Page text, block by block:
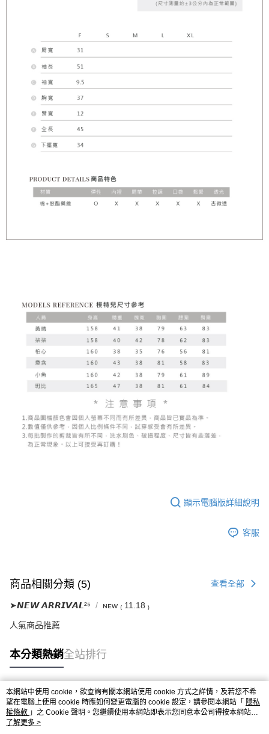
顯示電腦版詳細說明
客服
商品相關分類 (5) 查看全部
➤𝙉𝙀𝙒 𝘼𝙍𝙍𝙄𝙑𝘼𝙇²⁵ ɴᴇᴡ ₍ 11.18 ₎
人氣商品推薦
本分類熱銷全站排行
熱門標籤
本網站中使用 cookie，欲查詢有關本網站使用 cookie 方式之詳情，及若您不希
望在電腦上使用 cookie 時應如何變更電腦的 cookie 設定，請參閱本網站「 隱私
權條款 」之 Cookie 聲明。您繼續使用本網站即表示您同意本公司得按本網站使
用條款之 Cookie 聲明使用 cookie。
了解更多 >